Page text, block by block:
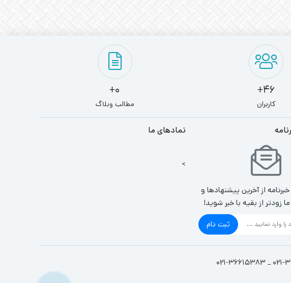
46+
کاربران
0+
مطالب وبلاگ
از آخرین پیشنهادها و
زودتر از بقیه با خبر شوید!
ثبت نام
نمادهای ما
>